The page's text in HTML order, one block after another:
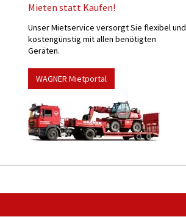
Mieten statt Kaufen!
Unser Mietservice versorgt Sie flexibel und
kostengünstig mit allen benötigten
Geräten.
WAGNER Mietportal